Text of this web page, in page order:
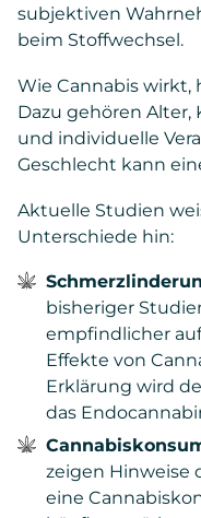
subjektiven
beim Stoffwechsel.
Wie Cannabis wirkt,
Dazu gehören
und individuelle
Geschlecht kann
Aktuelle Studien
Unterschiede hin:
bisheriger
empfindlicher
Effekte von
Erklärung wird
das
zeigen Hinweise
eine